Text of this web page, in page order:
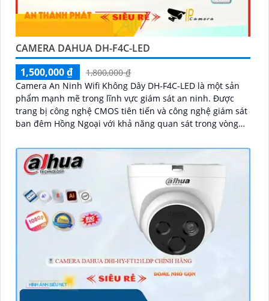
CAMERA DAHUA DH-F4C-LED
1,500,000 ₫
1,800,000 ₫
Camera An Ninh Wifi Không Dây DH-F4C-LED là một sản
phẩm mạnh mẽ trong lĩnh vực giám sát an ninh. Được
trang bị công nghệ CMOS tiên tiến và công nghệ giám sát
ban đêm Hồng Ngoại với khả năng quan sát trong vòng